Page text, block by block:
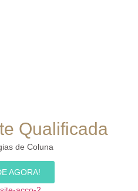
Qualificada
de Coluna
AGORA!